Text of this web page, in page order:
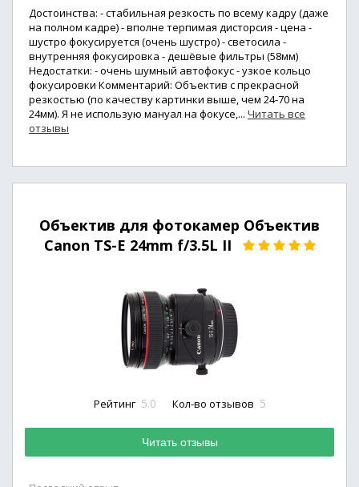
Достоинства: - стабильная резкость по всему кадру (даже
на полном кадре) - вполне терпимая дисторсия - цена -
шустро фокусируется (очень шустро) - светосила -
внутренняя фокусировка - дешёвые фильтры (58мм)
Недостатки: - очень шумный автофокус - узкое кольцо
фокусировки Комментарий: Объектив с прекрасной
резкостью (по качеству картинки выше, чем 24-70 на
24мм). Я не использую мануал на фокусе,... Читать все
отзывы
Объектив для фотокамер Объектив
Canon TS-E 24mm f/3.5L II
Рейтинг 5.0 Кол-во отзывов 5
Читать отзывы